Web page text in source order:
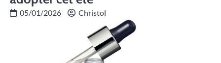
05/01/2026 Christol